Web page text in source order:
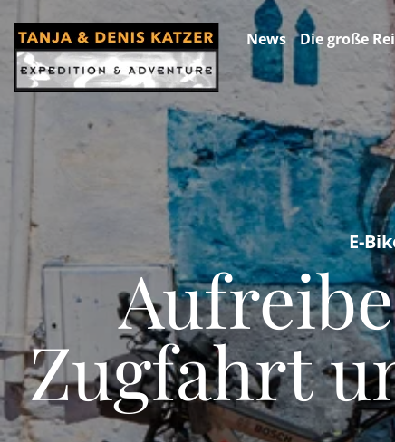
News Die große
E-
Zugfahrt